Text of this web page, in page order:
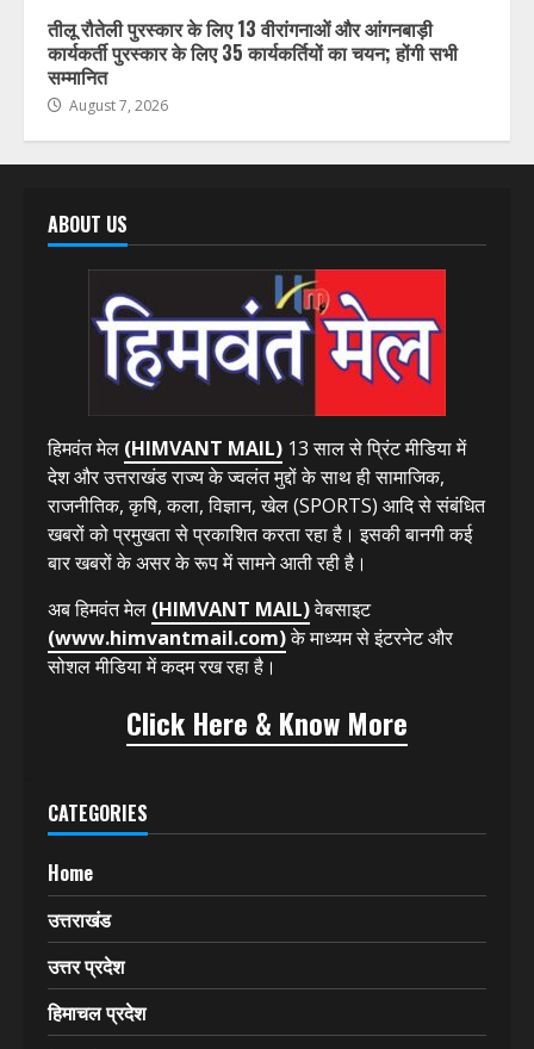
तीलू रौतेली पुरस्कार के लिए 13 वीरांगनाओं और आंगनबाड़ी
कार्यकर्ती पुरस्कार के लिए 35 कार्यकर्तियों का चयन; होंगी सभी
सम्मानित
August 7, 2026
ABOUT US
हिमवंत मेल (HIMVANT MAIL) 13 साल से प्रिंट मीडिया में
देश और उत्तराखंड राज्य के ज्वलंत मुद्दों के साथ ही सामाजिक,
राजनीतिक, कृषि, कला, विज्ञान, खेल (SPORTS) आदि से संबंधित
खबरों को प्रमुखता से प्रकाशित करता रहा है। इसकी बानगी कई
बार खबरों के असर के रूप में सामने आती रही है।
अब हिमवंत मेल (HIMVANT MAIL)वेबसाइट
(www.himvantmail.com)के माध्यम से इंटरनेट और
सोशल मीडिया में कदम रख रहा है।
Click Here & Know More
CATEGORIES
Home
उत्तराखंड
उत्तर प्रदेश
हिमाचल प्रदेश